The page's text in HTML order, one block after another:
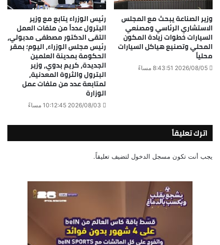
وزير الصناعة يبحث مع المجلس
الاستشاري الرئاسي ومصنعي
السيارات خطوات زيادة المكون
المحلي وتصنيع هياكل السيارات
محلياً
2026/08/05 8:43:51 مساءً
رئيس الوزراء يتابع مع وزير
البترول عدداً من ملفات العمل
التقى الدكتور مصطفى مدبولي،
رئيس مجلس الوزراء، اليوم؛ بمقر
الحكومة بمدينة العلمين
الجديدة، كريم بدوي، وزير
البترول والثروة المعدنية،
لمتابعة عدد من ملفات عمل
الوزارة
2026/08/03 10:12:45 مساءً
اترك تعليقاً
يجب أنت تكون مسجل الدخول لتضيف تعليقاً.